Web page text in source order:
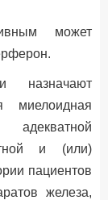
может
назначают
миелоидная
адекватной
и (или)
пациентов
железа,